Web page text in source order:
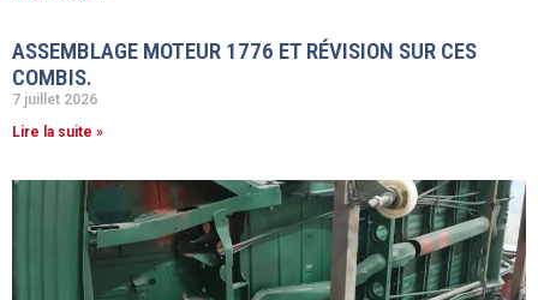
ASSEMBLAGE MOTEUR 1776 ET RÉVISION SUR CES
COMBIS.
7 juillet 2026
Lire la suite »